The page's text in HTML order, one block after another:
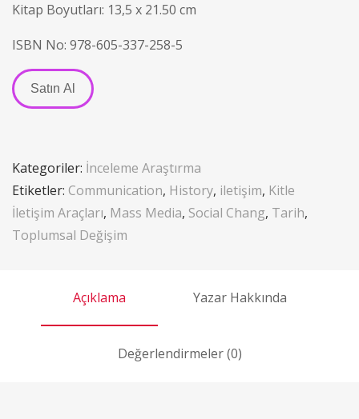
Kitap Boyutları: 13,5 x 21.50 cm
ISBN No: 978-605-337-258-5
Satın Al
Kategoriler: İnceleme Araştırma
Etiketler: Communication, History, iletişim, Kitle
İletişim Araçları, Mass Media, Social Chang, Tarih,
Toplumsal Değişim
Açıklama Yazar Hakkında
Değerlendirmeler (0)